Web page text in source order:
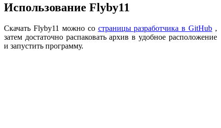
Использование Flyby11
Скачать Flyby11 можно со страницы разработчика в GitHub ,
затем достаточно распаковать архив в удобное расположение
и запустить программу.